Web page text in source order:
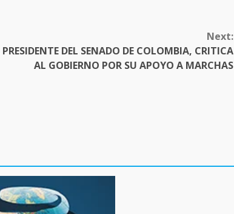
Next:
DEL SENADO DE COLOMBIA, CRITICA
AL GOBIERNO POR SU APOYO A MARCHAS